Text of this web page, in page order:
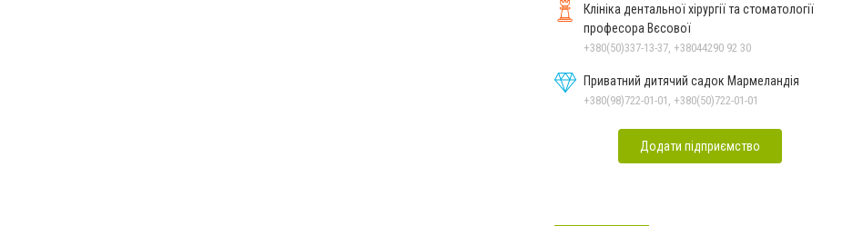
Клініка дентальної хірургії та стоматології
професора Вєсової
+380(50)337-13-37, +38044290 92 30
Приватний дитячий садок Мармеландія
+380(98)722-01-01, +380(50)722-01-01
Додати підприємство